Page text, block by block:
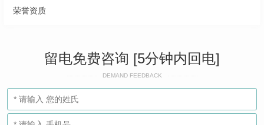
荣誉资质
留电免费咨询 [5分钟内回电]
DEMAND FEEDBACK